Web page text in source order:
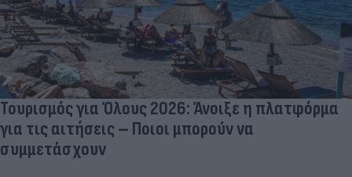
Τουρισμός για Όλους 2026: Άνοιξε η πλατφόρμα
για τις αιτήσεις – Ποιοι μπορούν να
συμμετάσχουν